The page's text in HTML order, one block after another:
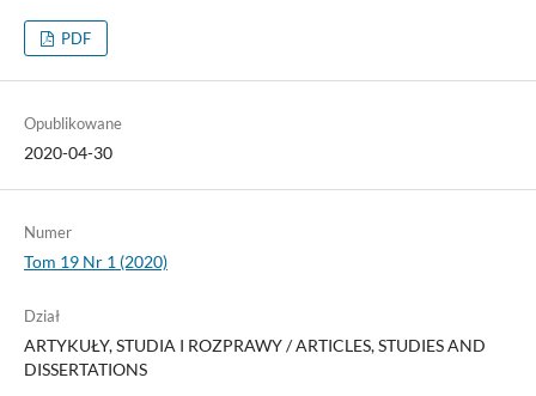
PDF
Opublikowane
2020-04-30
Numer
Tom 19 Nr 1 (2020)
Dział
ARTYKUŁY, STUDIA I ROZPRAWY / ARTICLES, STUDIES AND
DISSERTATIONS